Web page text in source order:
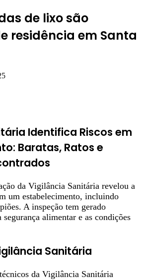
de lixo são
residência em Santa
Identifica Riscos em
Baratas, Ratos e
da Vigilância Sanitária revelou a
um estabelecimento, incluindo
A inspeção tem gerado
segurança alimentar e as condições
Sanitária
da Vigilância Sanitária